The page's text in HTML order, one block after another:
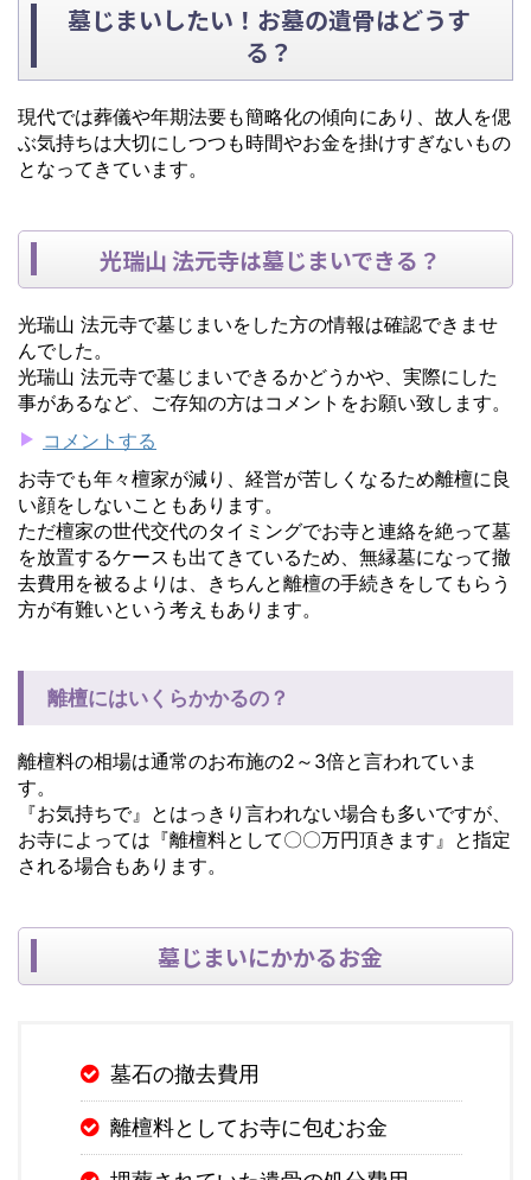
墓じまいしたい！お墓の遺骨はどうす
る？
現代では葬儀や年期法要も簡略化の傾向にあり、故人を偲
ぶ気持ちは大切にしつつも時間やお金を掛けすぎないもの
となってきています。
光瑞山 法元寺は墓じまいできる？
光瑞山 法元寺で墓じまいをした方の情報は確認できませ
んでした。
光瑞山 法元寺で墓じまいできるかどうかや、実際にした
事があるなど、ご存知の方はコメントをお願い致します。
コメントする
お寺でも年々檀家が減り、経営が苦しくなるため離檀に良
い顔をしないこともあります。
ただ檀家の世代交代のタイミングでお寺と連絡を絶って墓
を放置するケースも出てきているため、無縁墓になって撤
去費用を被るよりは、きちんと離檀の手続きをしてもらう
方が有難いという考えもあります。
離檀にはいくらかかるの？
離檀料の相場は通常のお布施の2～3倍と言われていま
す。
『お気持ちで』とはっきり言われない場合も多いですが、
お寺によっては『離檀料として〇〇万円頂きます』と指定
される場合もあります。
墓じまいにかかるお金
墓石の撤去費用
離檀料としてお寺に包むお金